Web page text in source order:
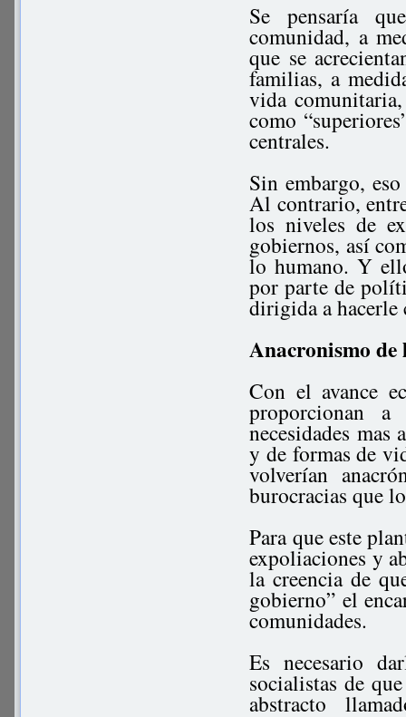
Se pensaría
comunidad, a
que se
familias, a
vida
como
centrales.
Sin embargo,
Al contrario,
los niveles de
gobiernos, así
lo humano. Y
por parte de
dirigida a
Anacronismo de
Con el avance
proporcionan
necesidades mas
y de formas de
volverían
burocracias que
Para que este
expoliaciones y
la creencia de
gobierno” el
comunidades.
Es necesario
socialistas de
abstracto